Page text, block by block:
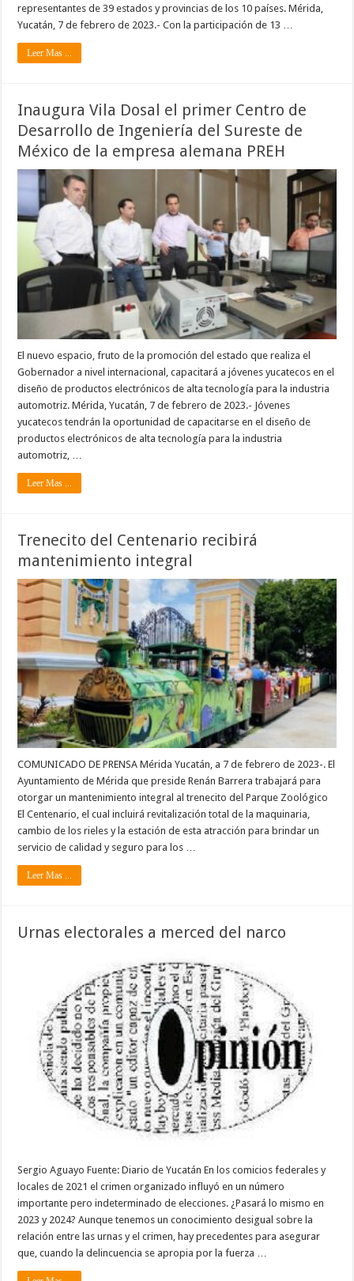
representantes de 39 estados y provincias de los 10 países. Mérida,
Yucatán, 7 de febrero de 2023.- Con la participación de 13 …
Leer Mas ...
Inaugura Vila Dosal el primer Centro de
Desarrollo de Ingeniería del Sureste de
México de la empresa alemana PREH
El nuevo espacio, fruto de la promoción del estado que realiza el
Gobernador a nivel internacional, capacitará a jóvenes yucatecos en el
diseño de productos electrónicos de alta tecnología para la industria
automotriz. Mérida, Yucatán, 7 de febrero de 2023.- Jóvenes
yucatecos tendrán la oportunidad de capacitarse en el diseño de
productos electrónicos de alta tecnología para la industria
automotriz, …
Leer Mas ...
Trenecito del Centenario recibirá
mantenimiento integral
COMUNICADO DE PRENSA Mérida Yucatán, a 7 de febrero de 2023-. El
Ayuntamiento de Mérida que preside Renán Barrera trabajará para
otorgar un mantenimiento integral al trenecito del Parque Zoológico
El Centenario, el cual incluirá revitalización total de la maquinaria,
cambio de los rieles y la estación de esta atracción para brindar un
servicio de calidad y seguro para los …
Leer Mas ...
Urnas electorales a merced del narco
Sergio Aguayo Fuente: Diario de Yucatán En los comicios federales y
locales de 2021 el crimen organizado influyó en un número
importante pero indeterminado de elecciones. ¿Pasará lo mismo en
2023 y 2024? Aunque tenemos un conocimiento desigual sobre la
relación entre las urnas y el crimen, hay precedentes para asegurar
que, cuando la delincuencia se apropia por la fuerza …